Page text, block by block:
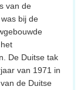
van de
bij de
De Duitse tak
van 1971 in
de Duitse